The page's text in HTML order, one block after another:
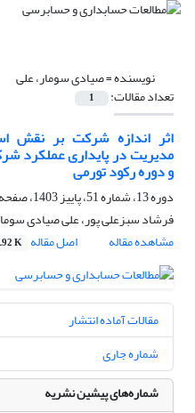
نویسنده =صیادی سومار، علی
تعداد مقالات: 1
اثر اندازه شرکت بر نقش
مدیریت در پایداری عملکرد
و دوره رکود تورمی
دوره 13، شماره 51، پاییز 1403، صفحه
فرشاد سبزعلی پور، علی صیادی
مشاهده مقاله
اصل مقاله K
مقالات آماده انتشار
شماره جاری
شماره‌های پیشین نشریه